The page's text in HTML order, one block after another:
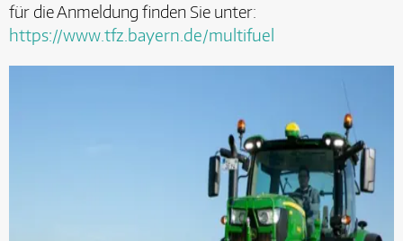
für die Anmeldung finden Sie unter:
https://www.tfz.bayern.de/multifuel